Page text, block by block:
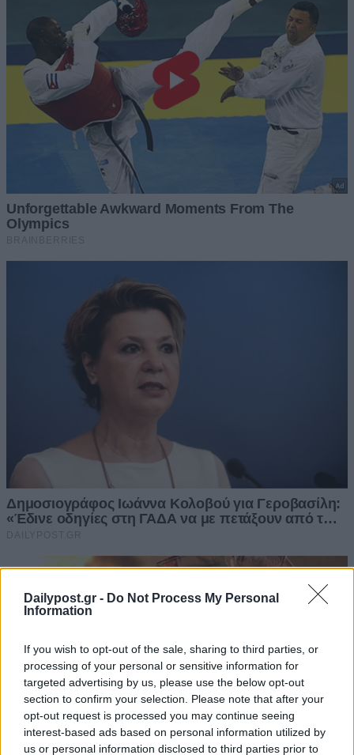
Dailypost.gr - Do Not Process My Personal
Information
If you wish to opt-out of the sale, sharing to third parties, or
processing of your personal or sensitive information for
targeted advertising by us, please use the below opt-out
section to confirm your selection. Please note that after your
opt-out request is processed you may continue seeing
interest-based ads based on personal information utilized by
us or personal information disclosed to third parties prior to